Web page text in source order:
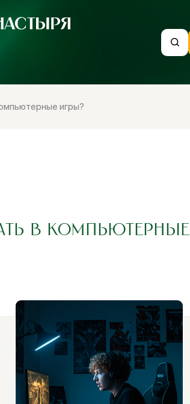
игры?
В КОМПЬЮТЕРНЫЕ